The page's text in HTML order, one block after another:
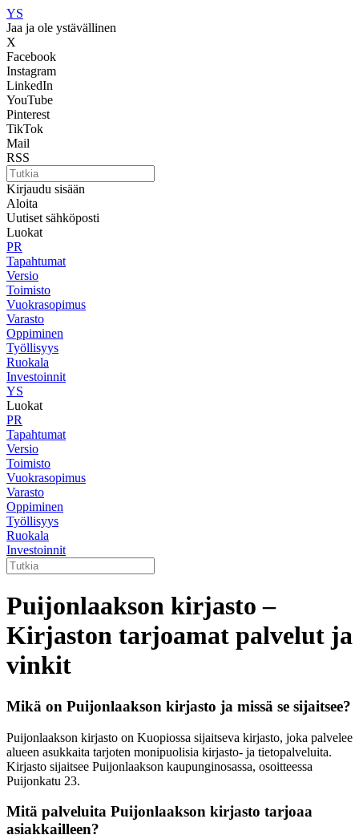
YS
Jaa ja ole ystävällinen
X
Facebook
Instagram
LinkedIn
YouTube
Pinterest
TikTok
Mail
RSS
Kirjaudu sisään
Aloita
Uutiset sähköposti
Luokat
PR
Tapahtumat
Versio
Toimisto
Vuokrasopimus
Varasto
Oppiminen
Työllisyys
Ruokala
Investoinnit
YS
Luokat
PR
Tapahtumat
Versio
Toimisto
Vuokrasopimus
Varasto
Oppiminen
Työllisyys
Ruokala
Investoinnit
Puijonlaakson kirjasto –
Kirjaston tarjoamat palvelut ja
vinkit
Mikä on Puijonlaakson kirjasto ja missä se sijaitsee?
Puijonlaakson kirjasto on Kuopiossa sijaitseva kirjasto, joka palvelee
alueen asukkaita tarjoten monipuolisia kirjasto- ja tietopalveluita.
Kirjasto sijaitsee Puijonlaakson kaupunginosassa, osoitteessa
Puijonkatu 23.
Mitä palveluita Puijonlaakson kirjasto tarjoaa
asiakkailleen?